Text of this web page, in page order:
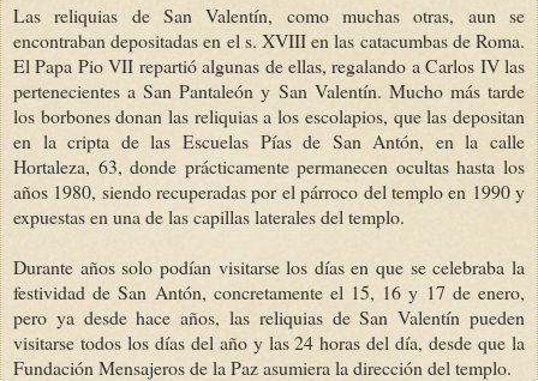
Las reliquias de San Valentín, como muchas otras, aun se
encontraban depositadas en el s. XVIII en las catacumbas de Roma.
El Papa Pio VII repartió algunas de ellas, regalando a Carlos IV las
pertenecientes a San Pantaleón y San Valentín. Mucho más tarde
los borbones donan las reliquias a los escolapios, que las depositan
en la cripta de las Escuelas Pías de San Antón, en la calle
Hortaleza, 63, donde prácticamente permanecen ocultas hasta los
años 1980, siendo recuperadas por el párroco del templo en 1990 y
expuestas en una de las capillas laterales del templo.
Durante años solo podían visitarse los días en que se celebraba la
festividad de San Antón, concretamente el 15, 16 y 17 de enero,
pero ya desde hace años, las reliquias de San Valentín pueden
visitarse todos los días del año y las 24 horas del día, desde que la
Fundación Mensajeros de la Paz asumiera la dirección del templo.